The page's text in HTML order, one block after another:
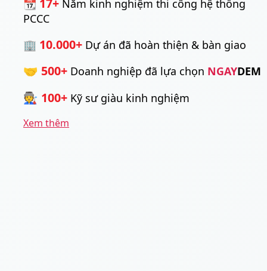
📆
Năm kinh nghiệm thi công hệ thống
PCCC
🏢 10.000+ Dự án đã hoàn thiện & bàn giao
🤝 500+ Doanh nghiệp đã lựa chọn NGAYDEM
🧑‍🏭 100+ Kỹ sư giàu kinh nghiệm
Xem thêm